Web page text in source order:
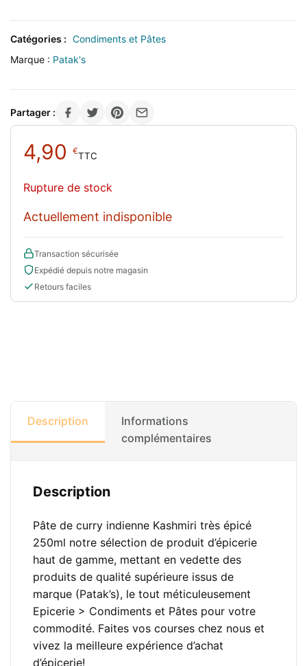
Catégories : Condiments et Pâtes
Marque : Patak's
Partager :
4,90 €TTC
Rupture de stock
Actuellement indisponible
Transaction sécurisée
Expédié depuis notre magasin
Retours faciles
Description
Informations
complémentaires
Description
Pâte de curry indienne Kashmiri très épicé
250ml notre sélection de produit d’épicerie
haut de gamme, mettant en vedette des
produits de qualité supérieure issus de
marque (Patak’s), le tout méticuleusement
Epicerie > Condiments et Pâtes pour votre
commodité. Faites vos courses chez nous et
vivez la meilleure expérience d’achat
d’épicerie!